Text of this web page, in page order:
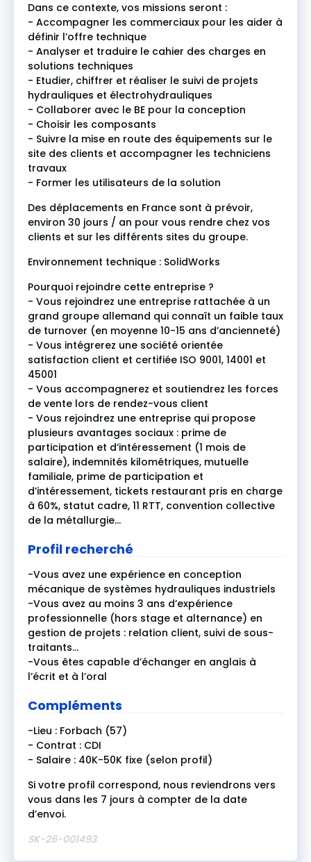
Dans ce contexte, vos missions seront :
- Accompagner les commerciaux pour les aider à
définir l’offre technique
- Analyser et traduire le cahier des charges en
solutions techniques
- Etudier, chiffrer et réaliser le suivi de projets
hydrauliques et électrohydrauliques
- Collaborer avec le BE pour la conception
- Choisir les composants
- Suivre la mise en route des équipements sur le
site des clients et accompagner les techniciens
travaux
- Former les utilisateurs de la solution
Des déplacements en France sont à prévoir,
environ 30 jours / an pour vous rendre chez vos
clients et sur les différents sites du groupe.
Environnement technique : SolidWorks
Pourquoi rejoindre cette entreprise ?
- Vous rejoindrez une entreprise rattachée à un
grand groupe allemand qui connaît un faible taux
de turnover (en moyenne 10-15 ans d’ancienneté)
- Vous intégrerez une société orientée
satisfaction client et certifiée ISO 9001, 14001 et
45001
- Vous accompagnerez et soutiendrez les forces
de vente lors de rendez-vous client
- Vous rejoindrez une entreprise qui propose
plusieurs avantages sociaux : prime de
participation et d’intéressement (1 mois de
salaire), indemnités kilométriques, mutuelle
familiale, prime de participation et
d’intéressement, tickets restaurant pris en charge
à 60%, statut cadre, 11 RTT, convention collective
de la métallurgie…
Profil recherché
-Vous avez une expérience en conception
mécanique de systèmes hydrauliques industriels
-Vous avez au moins 3 ans d’expérience
professionnelle (hors stage et alternance) en
gestion de projets : relation client, suivi de sous-
traitants…
-Vous êtes capable d’échanger en anglais à
l’écrit et à l’oral
Compléments
-Lieu : Forbach (57)
- Contrat : CDI
- Salaire : 40K-50K fixe (selon profil)
Si votre profil correspond, nous reviendrons vers
vous dans les 7 jours à compter de la date
d’envoi.
SK-26-001493